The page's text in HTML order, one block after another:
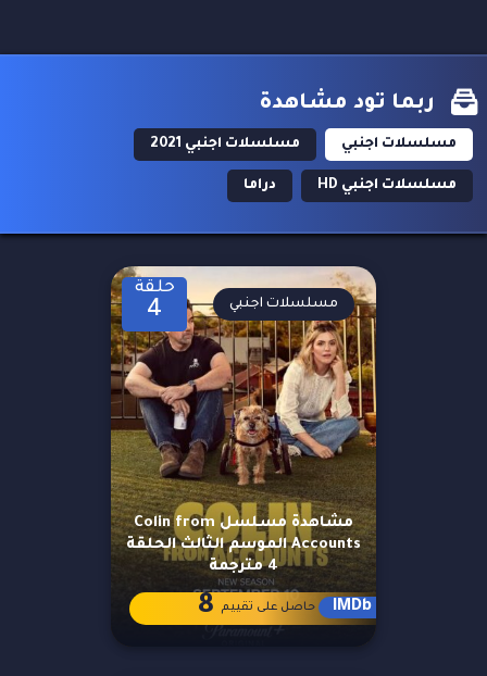
ربما تود مشاهدة
مسلسلات اجنبي مسلسلات اجنبي 2021
مسلسلات اجنبي HD دراما
حلقة
4
مشاهدة مسلسل Colin from
Accounts الموسم الثالث الحلقة
4 مترجمة
مسلسلات اجنبي
IMDb حاصل على تقييم 8